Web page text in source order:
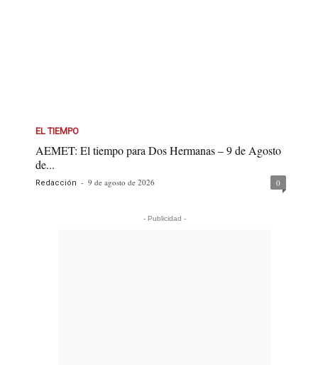
EL TIEMPO
AEMET: El tiempo para Dos Hermanas – 9 de Agosto
de...
Redacción - 9 de agosto de 2026 0
- Publicidad -